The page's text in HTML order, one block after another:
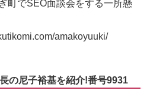
町でSEO面談会をする一所懸
amakoyuuki/
の尼子裕基を紹介!番号9931